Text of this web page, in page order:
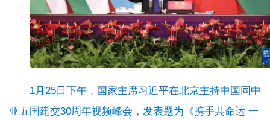
1月25日下午，国家主席习近平在北京主持中国同中
亚五国建交30周年视频峰会，发表题为《携手共命运 一